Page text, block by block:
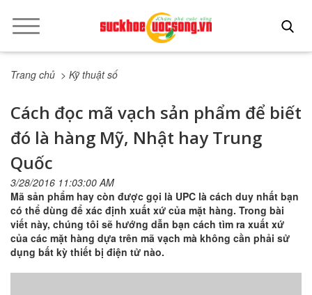
Trang chủ > Kỹ thuật số
Cách đọc mã vạch sản phẩm để biết
đó là hàng Mỹ, Nhật hay Trung
Quốc
3/28/2016 11:03:00 AM
Mã sản phẩm hay còn được gọi là UPC là cách duy nhất bạn
có thể dùng để xác định xuất xứ của mặt hàng. Trong bài
viết này, chúng tôi sẽ hướng dẫn bạn cách tìm ra xuất xứ
của các mặt hàng dựa trên mã vạch mà không cần phải sử
dụng bất kỳ thiết bị điện tử nào.